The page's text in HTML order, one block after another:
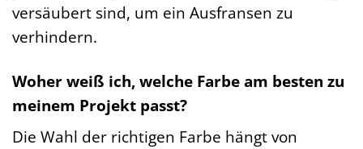
versäubert sind, um ein Ausfransen zu
verhindern.
Woher weiß ich, welche Farbe am besten zu
meinem Projekt passt?
Die Wahl der richtigen Farbe hängt von